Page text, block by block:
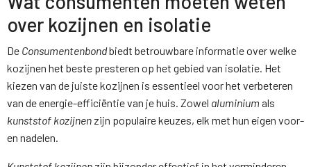
over kozijnen en isolatie
De Consumentenbondbiedt betrouwbare informatie over welke
kozijnen het beste presteren op het gebied van isolatie. Het
kiezen van de juiste kozijnen is essentieel voor het verbeteren
van de energie-efficiëntie van je huis. Zowel aluminium als
kunststof kozijnen zijn populaire keuzes, elk met hun eigen voor-
en nadelen.